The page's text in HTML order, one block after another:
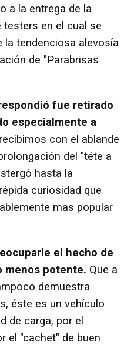
a la entrega de la
testers en el cual se
tendenciosa alevosía
de "Parabrisas
fue retirado
especialmente a
con el ablande
del "téte a
hasta la
curiosidad que
mas popular
el hecho de
menos potente. Que a
demuestra
éste es un vehículo
de carga, por el
el "cachet" de buen